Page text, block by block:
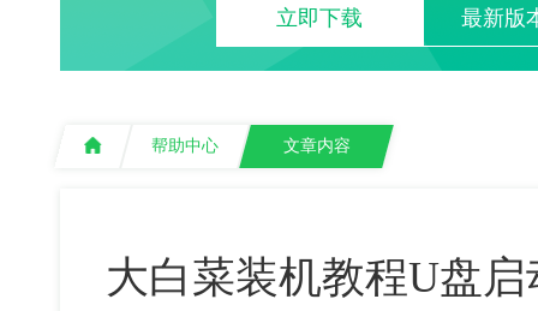
立即下载 最新版
帮助中心 文章内容
大白菜装机教程U盘